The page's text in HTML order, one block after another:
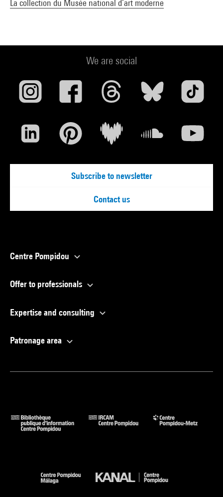
Monaco, Villa Paloma, 2 février-3 aril 2012. - Londres : Mack
: Paris, Musée National d''Art Moderne, 16 oct. 2013-31 mars
2014. - Paris : Centre Pompidou, 2013 (Cit. p. 46) . N° isbn
Voir la notice sur le portail de la Bibliothèque Kandinsky
La collection du Musée national d’art moderne
We are social
Subscribe to newsletter
Contact us
Centre Pompidou
Offer to professionals
Expertise and consulting
Patronage area